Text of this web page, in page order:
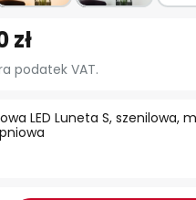
LED Luneta S, szenilowa,
zł
podatek VAT.